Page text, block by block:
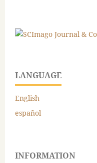
LANGUAGE
English
español
INFORMATION